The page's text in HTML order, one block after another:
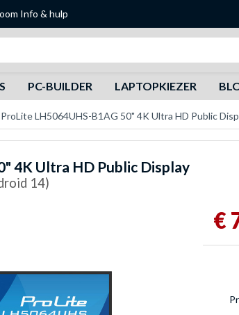
Info & hulp
PC-BUILDER LAPTOPKIEZER
ProLite LH5064UHS-B1AG 50" 4K Ultra HD Public
4K Ultra HD Public Display
14)
€